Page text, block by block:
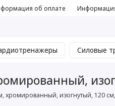
об оплате
Силовые
хромированный, изогнутый, 120